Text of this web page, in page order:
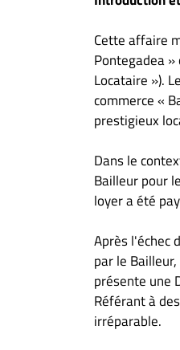
confidentialité
Cette affaire
Pontegadea »
Locataire »).
commerce «
prestigieux
Dans le
Bailleur pour
loyer a été
Après l'échec
par le
présente une
Référant à
irréparable.